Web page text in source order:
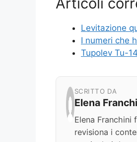
Levitazione
I numeri che
Tupolev Tu-
SCRITTO DA
Elena
Elena Franchini
revisiona i